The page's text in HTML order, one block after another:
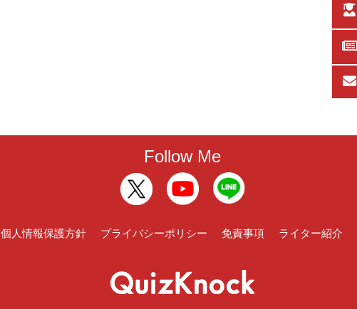
Follow Me
個人情報保護方針 プライバシーポリシー 免責事項 ライター紹介